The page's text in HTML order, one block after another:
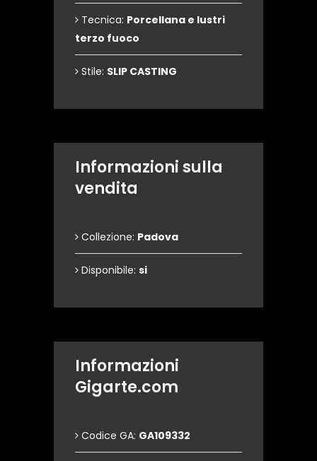
Tecnica: Porcellana e lustri
terzo fuoco
Stile: SLIP CASTING
Informazioni sulla
vendita
Collezione: Padova
Disponibile: si
Informazioni
Gigarte.com
Codice GA: GA109332